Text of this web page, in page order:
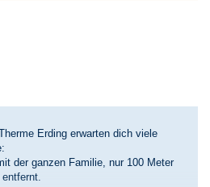
Erding erwarten dich viele
der ganzen Familie, nur 100 Meter